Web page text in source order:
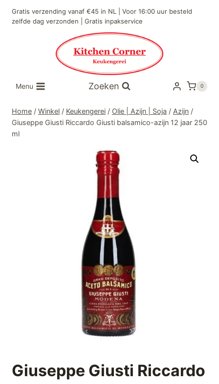
naar
Gratis verzending vanaf €45 in NL | Voor 16:00 uur besteld
zelfde dag verzonden | Gratis inpakservice
Menu Zoeken 0
Home / Winkel / Keukengerei / Olie | Azijn | Soja / Azijn /
Giuseppe Giusti Riccardo Giusti balsamico-azijn 12 jaar 250
ml
Giuseppe Giusti Riccardo